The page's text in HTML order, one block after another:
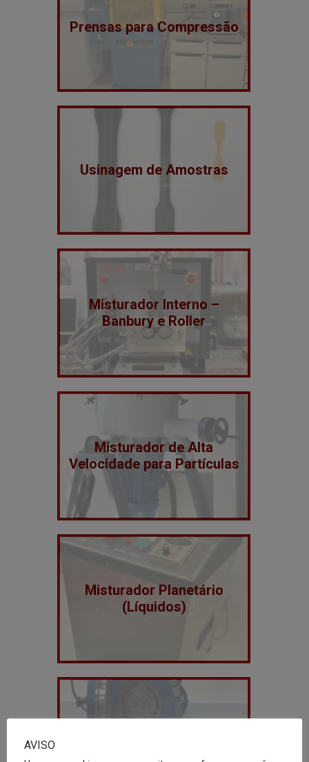
Prensas para Compressão
Usinagem de Amostras
Misturador Interno –
Banbury e Roller
Misturador de Alta
Velocidade para Partículas
Misturador Planetário
(Líquidos)
AVISO